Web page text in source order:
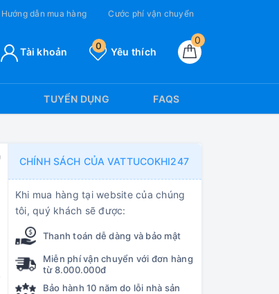
Hướng dẫn mua hàng Cước phí vận chuyển
0
Yêu thích
0
Tài khoản
TUYỂN DỤNG FAQS
CHÍNH SÁCH CỦA VATTUCOKHI247
Khi mua hàng tại website của chúng
tôi, quý khách sẽ được:
Thanh toán dễ dàng và bảo mật
Miễn phí vận chuyển với đơn hàng
từ 8.000.000đ
Bảo hành 10 năm do lỗi nhà sản